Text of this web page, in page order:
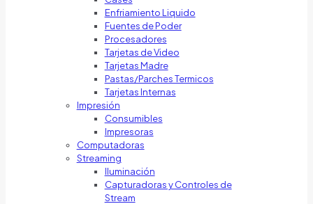
Enfriamiento Liquido
Fuentes de Poder
Procesadores
Tarjetas de Video
Tarjetas Madre
Pastas/Parches Termicos
Tarjetas Internas
Impresión
Consumibles
Impresoras
Computadoras
Streaming
Iluminación
Capturadoras y Controles de
Stream